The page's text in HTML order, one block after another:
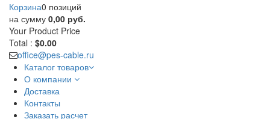
Корзина0 позиций
на сумму 0,00 руб.
Your Product Price
Total : $0.00
office@pes-cable.ru
Каталог товаров
О компании
Доставка
Контакты
Заказать расчет